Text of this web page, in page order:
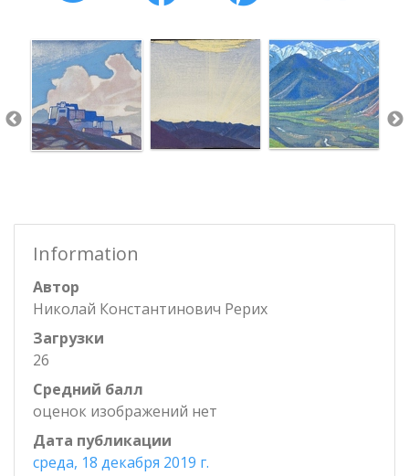
Information
Автор
Николай Константинович Рерих
Загрузки
26
Средний балл
оценок изображений нет
Дата публикации
среда, 18 декабря 2019 г.